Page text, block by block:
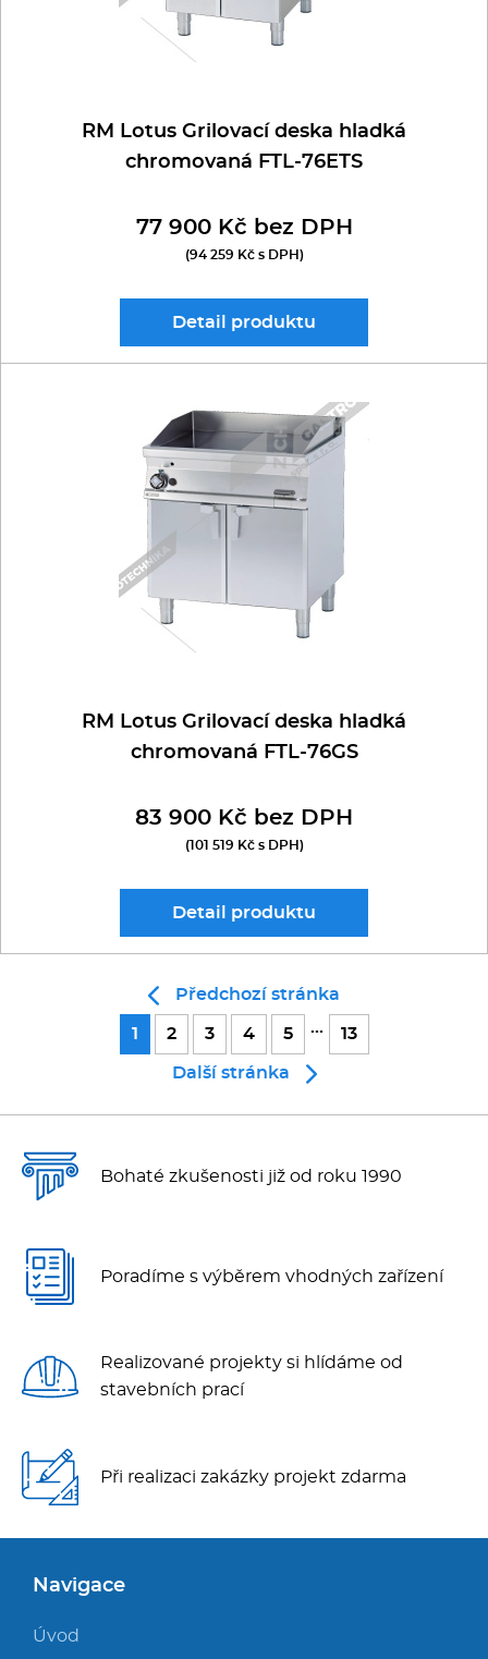
RM Lotus Grilovací deska hladká
chromovaná FTL-76ETS
77 900 Kč bez DPH
(94 259 Kč s DPH)
Detail produktu
RM Lotus Grilovací deska hladká
chromovaná FTL-76GS
83 900 Kč bez DPH
(101 519 Kč s DPH)
Detail produktu
Předchozí stránka
1 2 3 4 5 ... 13
Další stránka
Bohaté zkušenosti již od roku 1990
Poradíme s výběrem vhodných zařízení
Realizované projekty si hlídáme od
stavebních prací
Při realizaci zakázky projekt zdarma
Navigace
Úvod